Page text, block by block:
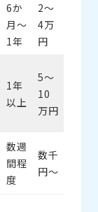
6か
月〜
1年
2〜
4万
円
1年
以上
5〜
10
万円
数週
間程
度
数千
円〜